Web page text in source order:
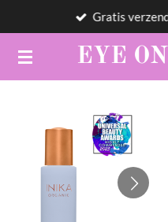
naar
de
EYE ON
Gratis